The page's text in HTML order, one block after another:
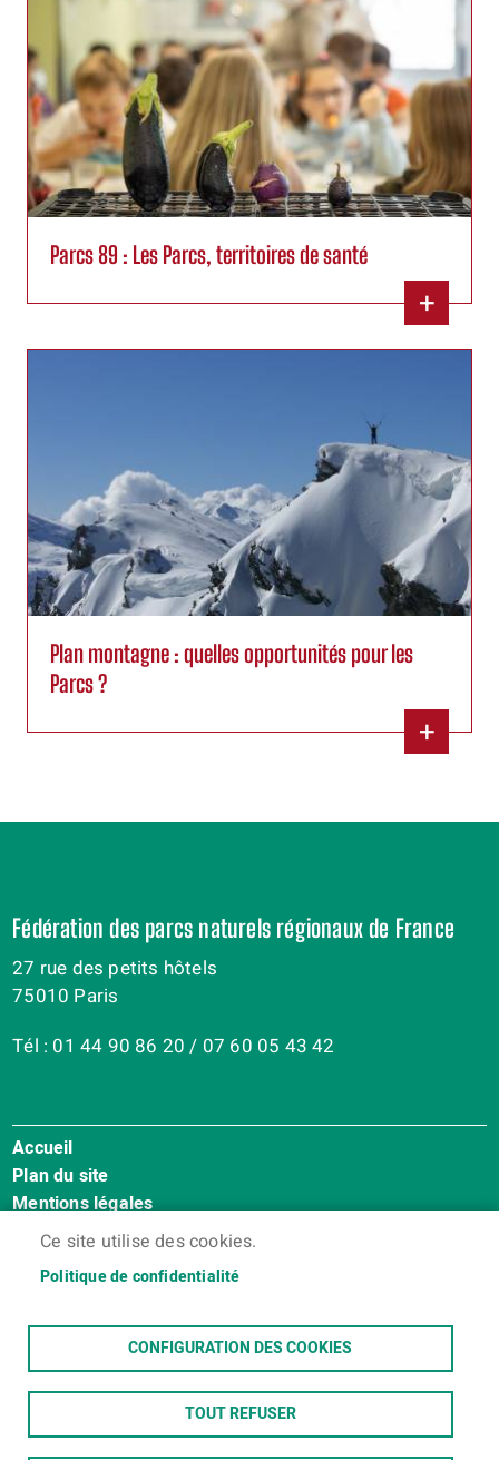
Parcs 89 : Les Parcs, territoires de santé
+
Plan montagne : quelles opportunités pour les
Parcs ?
+
Ce site utilise des cookies.
Politique de confidentialité
CONFIGURATION DES COOKIES
TOUT REFUSER
Fédération des parcs naturels régionaux de France
27 rue des petits hôtels
75010 Paris
Tél : 01 44 90 86 20 / 07 60 05 43 42
Menu
Pied
de
page
Accueil
Plan du site
Mentions légales
Accessibilité : Non conforme
Contact